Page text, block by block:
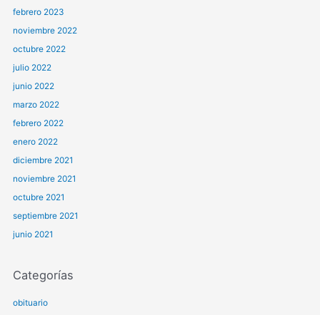
febrero 2023
noviembre 2022
octubre 2022
julio 2022
junio 2022
marzo 2022
febrero 2022
enero 2022
diciembre 2021
noviembre 2021
octubre 2021
septiembre 2021
junio 2021
Categorías
obituario